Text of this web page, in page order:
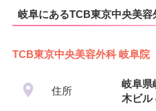
岐阜にあるTCB東京中央美
TCB東京中央美容外科 岐阜院
住所
岐阜県
木ビル